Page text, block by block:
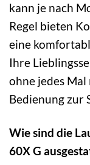
kann je nach
Regel bieten
eine
Ihre
ohne jedes Mal
Bedienung zur
Wie sind die
60X G